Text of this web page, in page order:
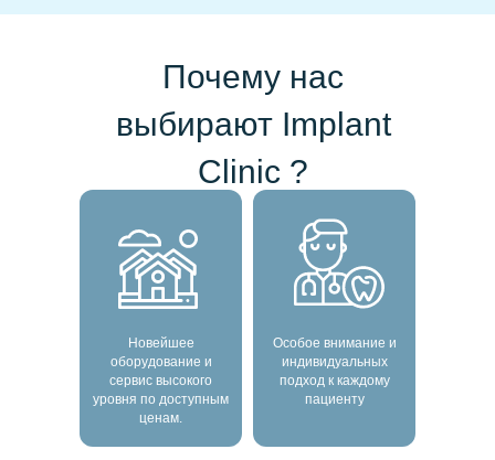
Почему нас
выбирают Implant
Clinic ?
Новейшее
оборудование и
сервис высокого
уровня по доступным
ценам.
Особое внимание и
индивидуальных
подход к каждому
пациенту